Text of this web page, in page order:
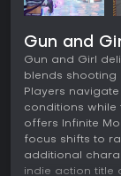
Gun and
Gun and Girl
blends shooting
Players
conditions while
offers Infinite
focus shifts to
additional
indie action title